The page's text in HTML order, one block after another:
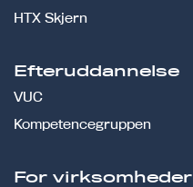
HTX Skjern
Efteruddannelse
VUC
Kompetencegruppen
For virksomheder